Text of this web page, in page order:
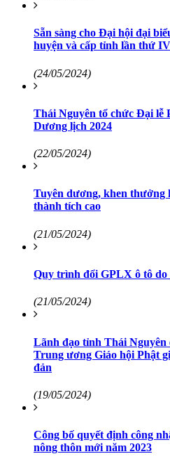
Sẵn sàng cho Đại hội đại
huyện và cấp tỉnh lần thứ
(24/05/2024)
Thái Nguyên tổ chức Đại lễ
Dương lịch 2024
(22/05/2024)
Tuyên dương, khen thưởng
thành tích cao
(21/05/2024)
Quy trình đổi GPLX ô tô
(21/05/2024)
Lãnh đạo tỉnh Thái
Trung ương Giáo hội Phật
đản
(19/05/2024)
Công bố quyết định công
nông thôn mới năm 2023